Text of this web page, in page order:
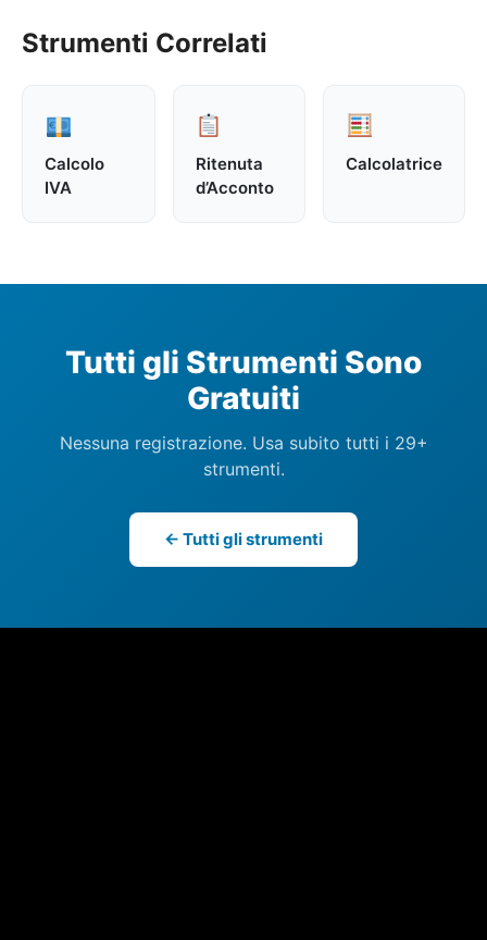
Strumenti Correlati
Calcolo
IVA
Ritenuta
d’Acconto
Calcolatrice
Tutti gli Strumenti Sono
Gratuiti
Nessuna registrazione. Usa subito tutti i 29+
strumenti.
← Tutti gli strumenti